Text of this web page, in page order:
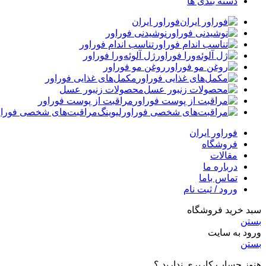
فوراور ایران
نوشیدنی فوراور
تناسب اندام فوراور
ژل آلوئه‌ورا فوراور
روغن مو فوراور
مکمل‌های غذایی فوراور
محصولات زنبور عسل
مراقبت از پوست فوراور
مراقبت‌های شخصی
فوراور ایران
فروشگاه
مقالات
درباره ما
تماس باما
ورود / ثبت نام
سبد خرید فروشگاه
بستن
ورود به سایت
بستن